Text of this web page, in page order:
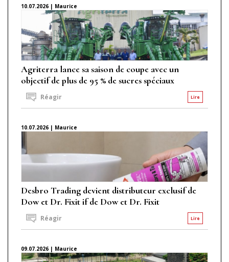
10.07.2026 | Maurice
Agriterra lance sa saison de coupe avec un
objectif de plus de 95 % de sucres spéciaux
Lire
Réagir
10.07.2026 | Maurice
Desbro Trading devient distributeur exclusif de
Dow et Dr. Fixit if de Dow et Dr. Fixit
Lire
Réagir
09.07.2026 | Maurice